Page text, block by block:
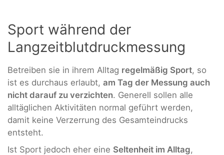
Sport während der
Langzeitblutdruckmessung
Betreiben sie in ihrem Alltag regelmäßig Sport, so
ist es durchaus erlaubt, am Tag der Messung auch
nicht darauf zu verzichten. Generell sollen alle
alltäglichen Aktivitäten normal geführt werden,
damit keine Verzerrung des Gesamteindrucks
entsteht.
Ist Sport jedoch eher eine Seltenheit im Alltag,